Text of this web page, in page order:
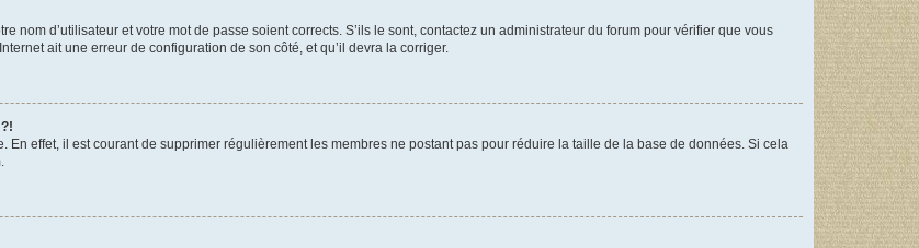
nom d’utilisateur et votre mot de passe soient corrects. S’ils le sont, contactez un administrateur du forum pour vérifier que vous
ait une erreur de configuration de son côté, et qu’il devra la corriger.
En effet, il est courant de supprimer régulièrement les membres ne postant pas pour réduire la taille de la base de données. Si cela